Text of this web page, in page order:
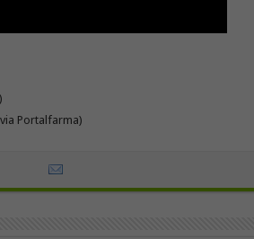
Portalfarma)